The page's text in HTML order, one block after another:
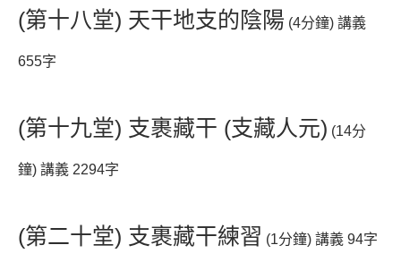
(第十八堂) 天干地支的陰陽 (4分鐘) 講義
655字
(第十九堂) 支裹藏干 (支藏人元) (14分
鐘) 講義 2294字
(第二十堂) 支裹藏干練習 (1分鐘) 講義 94字